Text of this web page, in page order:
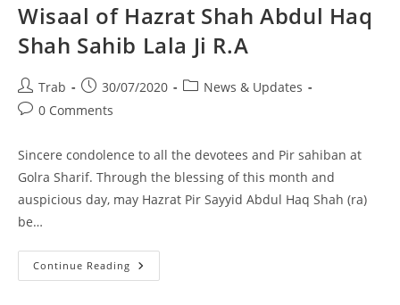
Wisaal of Hazrat Shah Abdul Haq
Shah Sahib Lala Ji R.A
Post
author:
Trab
Post
published:
30/07/2020
PostNews & Updates
Post0 Comments
Sincere condolence to all the devotees and Pir sahiban at
Golra Sharif. Through the blessing of this month and
auspicious day, may Hazrat Pir Sayyid Abdul Haq Shah (ra)
be…
Continue Reading Wisaal
Of